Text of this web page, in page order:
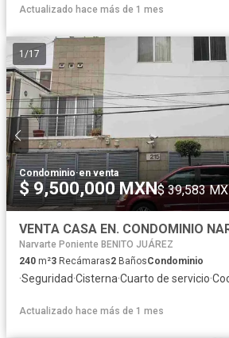
Actualizado hace más de 1 mes
1 /17
Condominio·en venta
$ 9,500,000 MXN$ 39,583
VENTA CASA EN. CONDOMINIO
Narvarte Poniente BENITO JUÁREZ
240 m²3 Recámaras2 BañosCondominio
·Seguridad·Cisterna·Cuarto de servicio·
Actualizado hace más de 1 mes